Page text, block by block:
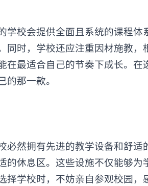
校会提供全面且系统的课程体
同时，学校还应注重因材施教，
在最适合自己的节奏下成长。在
那一款。
必然拥有先进的教学设备和舒适
的休息区。这些设施不仅能够为
择学校时，不妨亲自参观校园，